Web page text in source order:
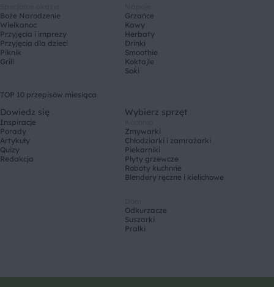
Boże Narodzenie
Wielkanoc
Przyjęcia i imprezy
Przyjęcia dla dzieci
Piknik
Grill
Grzańce
Kawy
Herbaty
Drinki
Smoothie
Koktajle
Soki
TOP 10 przepisów miesiąca
Dowiedz się
Inspiracje
Porady
Artykuły
Quizy
Redakcja
Wybierz sprzęt
Zmywarki
Chłodziarki i zamrażarki
Piekarniki
Płyty grzewcze
Roboty kuchnne
Blendery ręczne i kielichowe
Odkurzacze
Suszarki
Pralki